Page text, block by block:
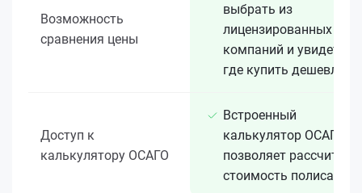
Возможность
сравнения цены
выбрать из
лицензированных 15+
компаний и увидеть,
где купить дешевле
Доступ к
калькулятору ОСАГО
Встроенный
калькулятор ОСАГО
позволяет рассчитать
стоимость полиса